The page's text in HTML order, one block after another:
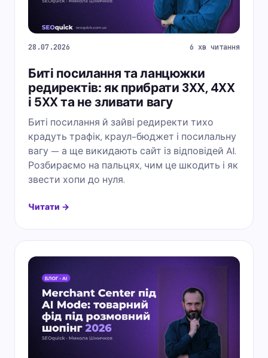
28.07.2026 6 хв читання
Биті посилання та ланцюжки
редиректів: як прибрати 3XX, 4XX
і 5XX та не зливати вагу
Биті посилання й зайві редиректи тихо
крадуть трафік, краул-бюджет і посилальну
вагу — а ще викидають сайт із відповідей AI.
Розбираємо на пальцях, чим це шкодить і як
звести хопи до нуля.
Читати →